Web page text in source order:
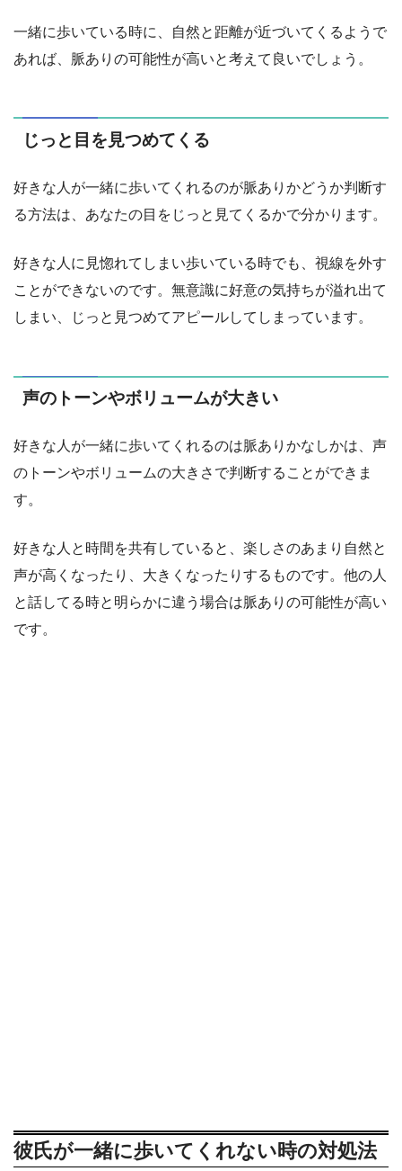
一緒に歩いている時に、自然と距離が近づいてくるようで
あれば、脈ありの可能性が高いと考えて良いでしょう。
じっと目を見つめてくる
好きな人が一緒に歩いてくれるのが脈ありかどうか判断す
る方法は、あなたの目をじっと見てくるかで分かります。
好きな人に見惚れてしまい歩いている時でも、視線を外す
ことができないのです。無意識に好意の気持ちが溢れ出て
しまい、じっと見つめてアピールしてしまっています。
声のトーンやボリュームが大きい
好きな人が一緒に歩いてくれるのは脈ありかなしかは、声
のトーンやボリュームの大きさで判断することができま
す。
好きな人と時間を共有していると、楽しさのあまり自然と
声が高くなったり、大きくなったりするものです。他の人
と話してる時と明らかに違う場合は脈ありの可能性が高い
です。
彼氏が一緒に歩いてくれない時の対処法